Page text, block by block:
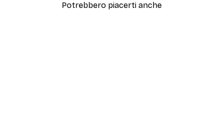
Potrebbero piacerti anche